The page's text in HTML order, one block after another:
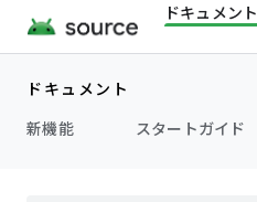
ドキュメント
ドキュメント
新機能
スタートガイド
概要